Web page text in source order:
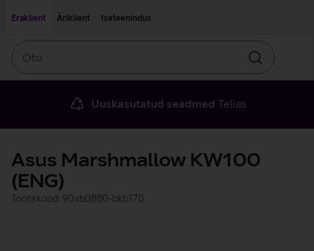
Eraklient
Äriklient Iseteenindus
Otsin
Uuskasutatud seadmed Telias
Asus Marshmallow KW100
(ENG)
Tootekood: 90xb0880-bkb170